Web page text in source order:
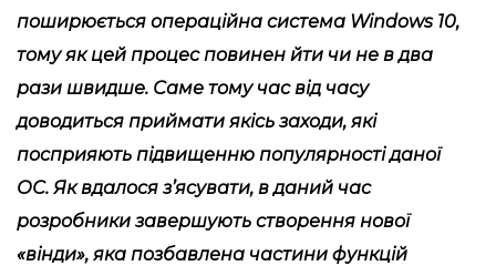
поширюється операційна система Windows 10,
тому як цей процес повинен йти чи не в два
рази швидше. Саме тому час від часу
доводиться приймати якісь заходи, які
посприяють підвищенню популярності даної
ОС. Як вдалося з’ясувати, в даний час
розробники завершують створення нової
«вінди», яка позбавлена ​​частини функцій